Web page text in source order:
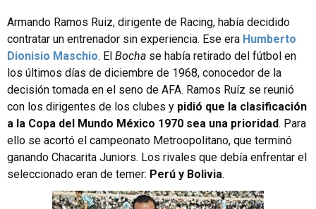
Armando Ramos Ruiz, dirigente de Racing, había decidido
contratar un entrenador sin experiencia. Ese era Humberto
Dionisio Maschio. El Bocha se había retirado del fútbol en
los últimos días de diciembre de 1968, conocedor de la
decisión tomada en el seno de AFA. Ramos Ruíz se reunió
con los dirigentes de los clubes y pidió que la clasificación
a la Copa del Mundo México 1970 sea una prioridad. Para
ello se acortó el campeonato Metroopolitano, que terminó
ganando Chacarita Juniors. Los rivales que debía enfrentar el
seleccionado eran de temer: Perú y Bolivia.